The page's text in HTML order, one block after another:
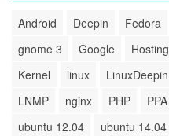
Android Deepin Fedora
gnome 3
Google Hosting
Kernel
linux LinuxDeepin
LNMP
nginx PHP PPA
ubuntu 12.04
ubuntu 14.04